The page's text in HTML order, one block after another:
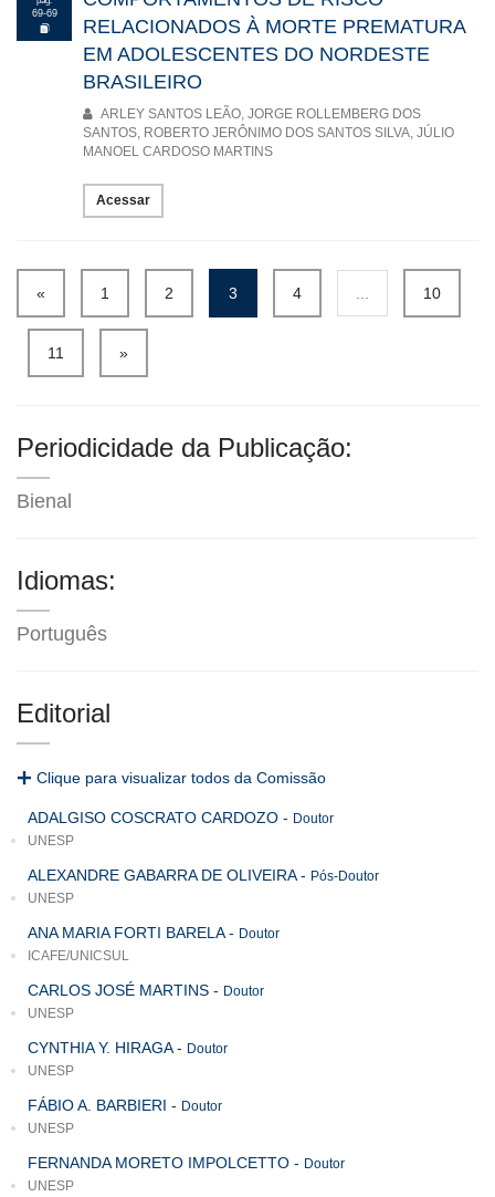
69-69
RELACIONADOS À MORTE PREMATURA
EM ADOLESCENTES DO NORDESTE
BRASILEIRO
ARLEY SANTOS LEÃO, JORGE ROLLEMBERG DOS
SANTOS, ROBERTO JERÔNIMO DOS SANTOS SILVA, JÚLIO
MANOEL CARDOSO MARTINS
Acessar
« 1 2 3 4 ... 10
11 »
Periodicidade da Publicação:
Bienal
Idiomas:
Português
Editorial
Clique para visualizar todos da Comissão
ADALGISO COSCRATO CARDOZO - Doutor
UNESP
ALEXANDRE GABARRA DE OLIVEIRA- Pós-Doutor
UNESP
ANA MARIA FORTI BARELA- Doutor
ICAFE/UNICSUL
CARLOS JOSÉ MARTINS - Doutor
UNESP
CYNTHIA Y. HIRAGA- Doutor
UNESP
FÁBIO A. BARBIERI - Doutor
UNESP
FERNANDA MORETO IMPOLCETTO - Doutor
UNESP